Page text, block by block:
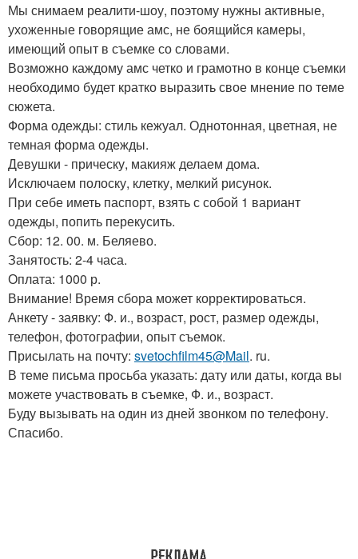
Мы снимаем реалити-шоу, поэтому нужны активные,
ухоженные говорящие амс, не боящийся камеры,
имеющий опыт в съемке со словами.
Возможно каждому амс четко и грамотно в конце съемки
необходимо будет кратко выразить свое мнение по теме
сюжета.
Форма одежды: стиль кежуал. Однотонная, цветная, не
темная форма одежды.
Девушки - прическу, макияж делаем дома.
Исключаем полоску, клетку, мелкий рисунок.
При себе иметь паспорт, взять с собой 1 вариант
одежды, попить перекусить.
Сбор: 12. 00. м. Беляево.
Занятость: 2-4 часа.
Оплата: 1000 р.
Внимание! Время сбора может корректироваться.
Анкету - заявку: Ф. и., возраст, рост, размер одежды,
телефон, фотографии, опыт съемок.
Присылать на почту: svetochfilm45@Mail. ru.
В теме письма просьба указать: дату или даты, когда вы
можете участвовать в съемке, Ф. и., возраст.
Буду вызывать на один из дней звонком по телефону.
Спасибо.